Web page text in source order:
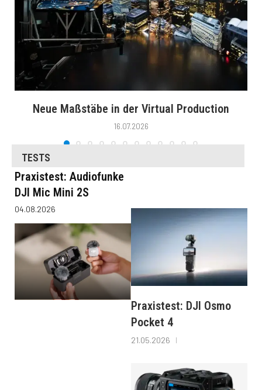
Neue Maßstäbe in der Virtual Production
16.07.2026
TESTS
Praxistest: Audiofunke
DJI Mic Mini 2S
04.08.2026
Praxistest: DJI Osmo
Pocket 4
21.05.2026